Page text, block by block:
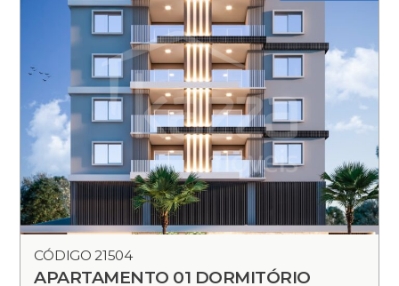
CÓDIGO 21504
APARTAMENTO 01 DORMITÓRIO